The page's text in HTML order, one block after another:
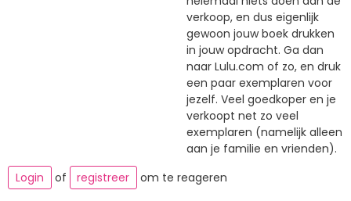
verkoop, en dus eigenlijk
gewoon jouw boek drukken
in jouw opdracht. Ga dan
naar Lulu.com of zo, en druk
een paar exemplaren voor
jezelf. Veel goedkoper en je
verkoopt net zo veel
exemplaren (namelijk alleen
aan je familie en vrienden).
Login
of registreer om te reageren